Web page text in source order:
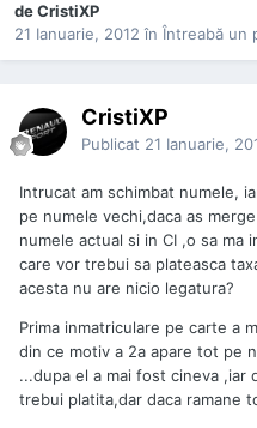
deCristiXP
21 Ianuarie, 2012 în Întreabă un
CristiXP
Publicat 21 Ianuarie,
Intrucat am schimbat numele,
pe numele vechi,daca as
numele actual si in CI ,o sa
care vor trebui sa plateasca
acesta nu are nicio legatura?
Prima inmatriculare pe carte a
din ce motiv a 2a apare tot pe
...dupa el a mai fost cineva ,iar
trebui platita,dar daca ramane